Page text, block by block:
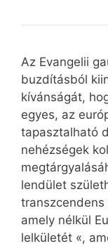
Az Evangelii
buzdításból
kívánságát,
egyes, az
tapasztalható
nehézségek
lendület
amely nélkül
lelkületét «,